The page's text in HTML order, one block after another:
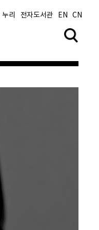
누리 전자도서관 EN CN